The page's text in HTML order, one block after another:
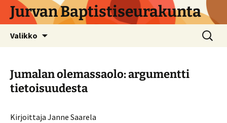
Siirry
sisältöön
Jurvan Baptistiseurakunta
Valikko Haku:
Jumalan olemassaolo: argumentti
tietoisuudesta
Kirjoittaja Janne Saarela